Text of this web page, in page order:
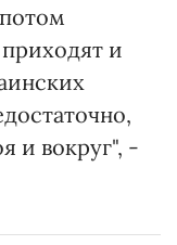
и
и вокруг", -